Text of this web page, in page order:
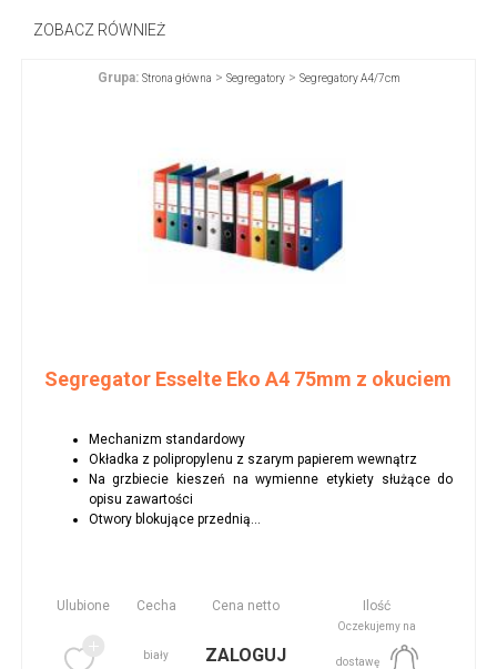
ZOBACZ RÓWNIEŻ
Grupa: Strona główna > Segregatory> Segregatory A4/7cm
Segregator Esselte Eko A4 75mm z okuciem
Mechanizm standardowy
Okładka z polipropylenu z szarym papierem wewnątrz
Na grzbiecie kieszeń na wymienne etykiety służące do
opisu zawartości
Otwory blokujące przednią...
Ulubione Cecha Cena netto Ilość
biały ZALOGUJ
Oczekujemy na
dostawę